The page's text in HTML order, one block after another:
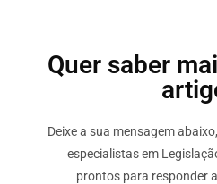
Quer saber
Deixe a sua mensagem
especialistas em
prontos para responder